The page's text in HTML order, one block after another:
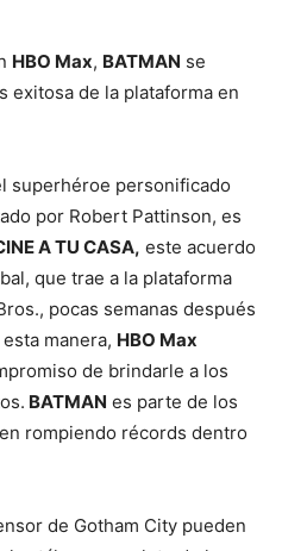
HBO Max, BATMAN se
exitosa de la plataforma en
superhéroe personificado
por Robert Pattinson, es
A TU CASA, este acuerdo
que trae a la plataforma
pocas semanas después
manera, HBO Max
de brindarle a los
BATMAN es parte de los
rompiendo récords dentro
de Gotham City pueden